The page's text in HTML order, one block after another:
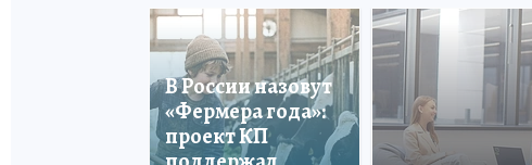
В России назовут
«Фермера года»:
проект КП